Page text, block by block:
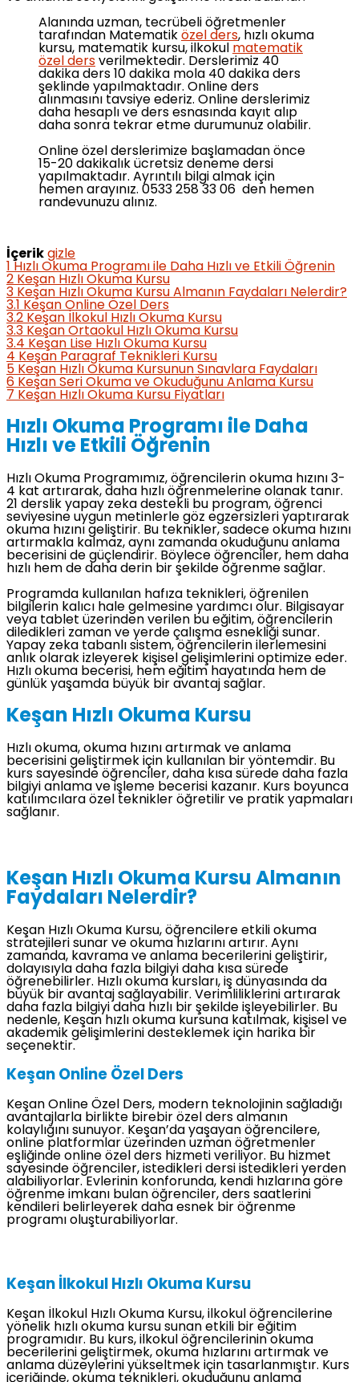
Alanında uzman, tecrübeli öğretmenler
tarafından Matematik özel ders, hızlı okuma
kursu, matematik kursu, ilkokul matematik
özel ders verilmektedir. Derslerimiz 40
dakika ders 10 dakika mola 40 dakika ders
şeklinde yapılmaktadır. Online ders
alınmasını tavsiye ederiz. Online derslerimiz
daha hesaplı ve ders esnasında kayıt alıp
daha sonra tekrar etme durumunuz olabilir.
Online özel derslerimize başlamadan önce
15-20 dakikalık ücretsiz deneme dersi
yapılmaktadır. Ayrıntılı bilgi almak için
hemen arayınız. 0533 258 33 06 den hemen
randevunuzu alınız.
İçerik gizle
Hızlı Okuma Programı ile Daha Hızlı ve Etkili Öğrenin
2 Keşan Hızlı Okuma Kursu
3 Keşan Hızlı Okuma Kursu Almanın Faydaları Nelerdir?
3.1
Keşan Online Özel Ders
3.2 Keşan İlkokul Hızlı Okuma Kursu
3.3 Keşan Ortaokul Hızlı Okuma Kursu
3.4 Keşan Lise Hızlı Okuma Kursu
4 Keşan Paragraf Teknikleri Kursu
5 Keşan Hızlı Okuma Kursunun Sınavlara Faydaları
6 Keşan Seri Okuma ve Okuduğunu Anlama Kursu
7 Keşan Hızlı Okuma Kursu Fiyatları
Hızlı Okuma Programı ile Daha
Hızlı ve Etkili Öğrenin
Hızlı Okuma Programımız, öğrencilerin okuma hızını 3-
4 kat artırarak, daha hızlı öğrenmelerine olanak tanır.
21 derslik yapay zeka destekli bu program, öğrenci
seviyesine uygun metinlerle göz egzersizleri yaptırarak
okuma hızını geliştirir. Bu teknikler, sadece okuma hızını
artırmakla kalmaz, aynı zamanda okuduğunu anlama
becerisini de güçlendirir. Böylece öğrenciler, hem daha
hızlı hem de daha derin bir şekilde öğrenme sağlar.
Programda kullanılan hafıza teknikleri, öğrenilen
bilgilerin kalıcı hale gelmesine yardımcı olur. Bilgisayar
veya tablet üzerinden verilen bu eğitim, öğrencilerin
diledikleri zaman ve yerde çalışma esnekliği sunar.
Yapay zeka tabanlı sistem, öğrencilerin ilerlemesini
anlık olarak izleyerek kişisel gelişimlerini optimize eder.
Hızlı okuma becerisi, hem eğitim hayatında hem de
günlük yaşamda büyük bir avantaj sağlar.
Keşan Hızlı Okuma Kursu
Hızlı okuma, okuma hızını artırmak ve anlama
becerisini geliştirmek için kullanılan bir yöntemdir. Bu
kurs sayesinde öğrenciler, daha kısa sürede daha fazla
bilgiyi anlama ve işleme becerisi kazanır. Kurs boyunca
katılımcılara özel teknikler öğretilir ve pratik yapmaları
sağlanır.
Keşan Hızlı Okuma Kursu Almanın
Faydaları Nelerdir?
Keşan Hızlı Okuma Kursu, öğrencilere etkili okuma
stratejileri sunar ve okuma hızlarını artırır. Aynı
zamanda, kavrama ve anlama becerilerini geliştirir,
dolayısıyla daha fazla bilgiyi daha kısa sürede
öğrenebilirler. Hızlı okuma kursları, iş dünyasında da
büyük bir avantaj sağlayabilir. Verimliliklerini artırarak
daha fazla bilgiyi daha hızlı bir şekilde işleyebilirler. Bu
nedenle, Keşan hızlı okuma kursuna katılmak, kişisel ve
akademik gelişimlerini desteklemek için harika bir
seçenektir.
Keşan Online Özel Ders
Keşan Online Özel Ders, modern teknolojinin sağladığı
avantajlarla birlikte birebir özel ders almanın
kolaylığını sunuyor. Keşan’da yaşayan öğrencilere,
online platformlar üzerinden uzman öğretmenler
eşliğinde online özel ders hizmeti veriliyor. Bu hizmet
sayesinde öğrenciler, istedikleri dersi istedikleri yerden
alabiliyorlar. Evlerinin konforunda, kendi hızlarına göre
öğrenme imkanı bulan öğrenciler, ders saatlerini
kendileri belirleyerek daha esnek bir öğrenme
programı oluşturabiliyorlar.
Keşan İlkokul Hızlı Okuma Kursu
Keşan İlkokul Hızlı Okuma Kursu, ilkokul öğrencilerine
yönelik hızlı okuma kursu sunan etkili bir eğitim
programıdır. Bu kurs, ilkokul öğrencilerinin okuma
becerilerini geliştirmek, okuma hızlarını artırmak ve
anlama düzeylerini yükseltmek için tasarlanmıştır. Kurs
içeriğinde, okuma teknikleri, okuduğunu anlama